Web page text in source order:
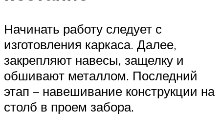
Начинать работу следует с
изготовления каркаса. Далее,
закрепляют навесы, защелку и
обшивают металлом. Последний
этап – навешивание конструкции на
столб в проем забора.